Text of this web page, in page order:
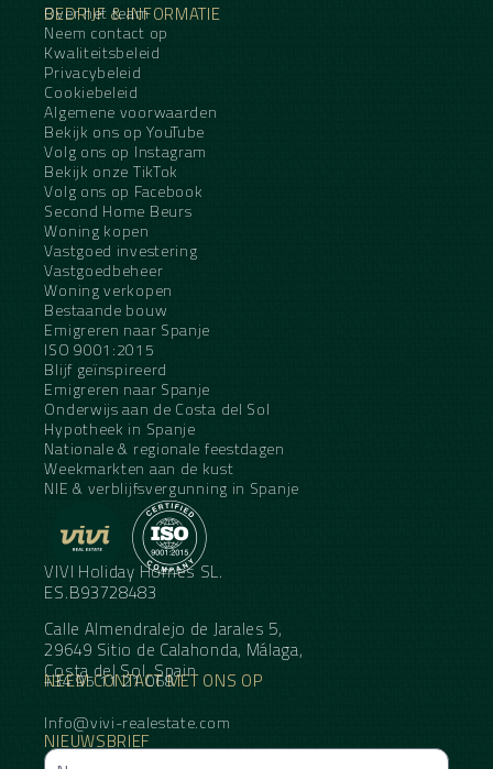
BEDRIJF & INFORMATIE
Over het team
Neem contact op
Kwaliteitsbeleid
Privacybeleid
Cookiebeleid
Algemene voorwaarden
Bekijk ons op YouTube
Volg ons op Instagram
Bekijk onze TikTok
Volg ons op Facebook
Second Home Beurs
Woning kopen
Vastgoed investering
Vastgoedbeheer
Woning verkopen
Bestaande bouw
Emigreren naar Spanje
ISO 9001:2015
Blijf geïnspireerd
Emigreren naar Spanje
Onderwijs aan de Costa del Sol
Hypotheek in Spanje
Nationale & regionale feestdagen
Weekmarkten aan de kust
NIE & verblijfsvergunning in Spanje
VIVI Holiday Homes SL.
ES.B93728483
Calle Almendralejo de Jarales 5,
29649 Sitio de Calahonda, Málaga,
Costa del Sol, Spain
NEEM CONTACT MET ONS OP
+34 95 11 21 068
Info@vivi-realestate.com
NIEUWSBRIEF